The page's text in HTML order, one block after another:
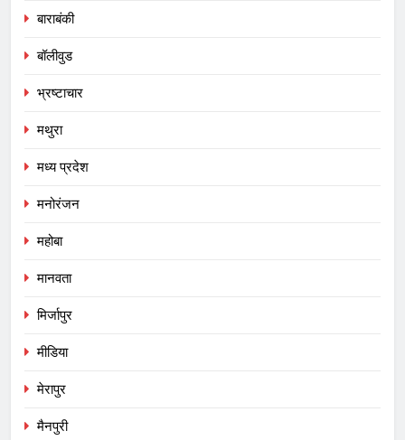
बाराबंकी
बॉलीवुड
भ्रष्टाचार
मथुरा
मध्य प्रदेश
मनोरंजन
महोबा
मानवता
मिर्जापुर
मीडिया
मेरापुर
मैनपुरी